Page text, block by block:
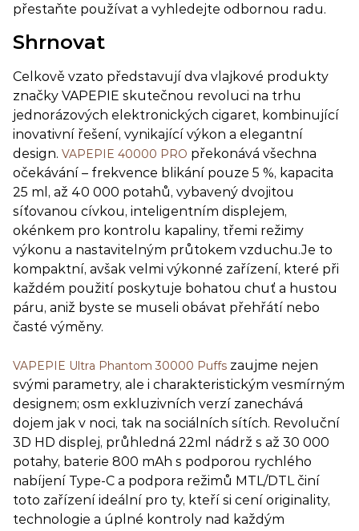
přestaňte používat a vyhledejte odbornou radu.
Shrnovat
Celkově vzato představují dva vlajkové produkty
značky VAPEPIE skutečnou revoluci na trhu
jednorázových elektronických cigaret, kombinující
inovativní řešení, vynikající výkon a elegantní
design. VAPEPIE 40000 PRO překonává všechna
očekávání – frekvence blikání pouze 5 %, kapacita
25 ml, až 40 000 potahů, vybavený dvojitou
síťovanou cívkou, inteligentním displejem,
okénkem pro kontrolu kapaliny, třemi režimy
výkonu a nastavitelným průtokem vzduchu.Je to
kompaktní, avšak velmi výkonné zařízení, které při
každém použití poskytuje bohatou chuť a hustou
páru, aniž byste se museli obávat přehřátí nebo
časté výměny.
VAPEPIE Ultra Phantom 30000 Puffs zaujme nejen
svými parametry, ale i charakteristickým vesmírným
designem; osm exkluzivních verzí zanechává
dojem jak v noci, tak na sociálních sítích. Revoluční
3D HD displej, průhledná 22ml nádrž s až 30 000
potahy, baterie 800 mAh s podporou rychlého
nabíjení Type-C a podpora režimů MTL/DTL činí
toto zařízení ideální pro ty, kteří si cení originality,
technologie a úplné kontroly nad každým